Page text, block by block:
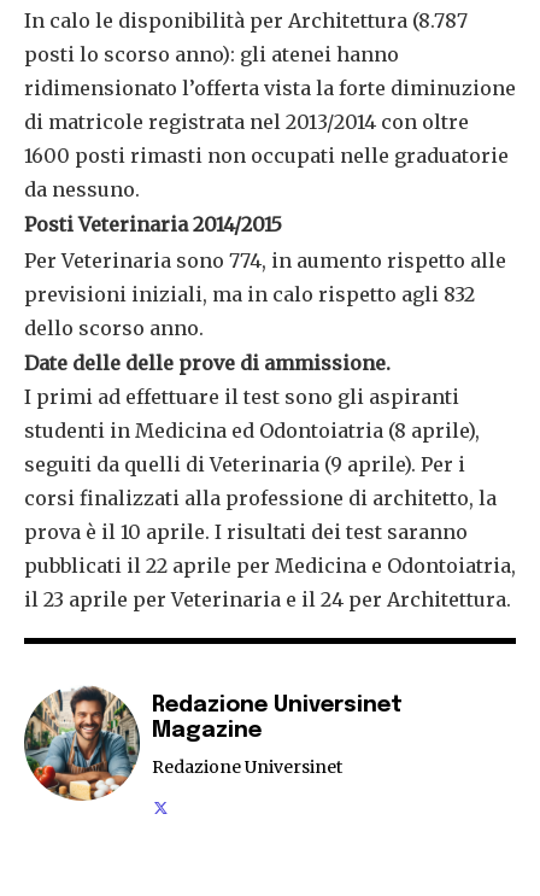
In calo le disponibilità per Architettura (8.787
posti lo scorso anno): gli atenei hanno
ridimensionato l’offerta vista la forte diminuzione
di matricole registrata nel 2013/2014 con oltre
1600 posti rimasti non occupati nelle graduatorie
da nessuno.
Posti Veterinaria 2014/2015
Per Veterinaria sono 774, in aumento rispetto alle
previsioni iniziali, ma in calo rispetto agli 832
dello scorso anno.
Date delle delle prove di ammissione.
I primi ad effettuare il test sono gli aspiranti
studenti in Medicina ed Odontoiatria (8 aprile),
seguiti da quelli di Veterinaria (9 aprile). Per i
corsi finalizzati alla professione di architetto, la
prova è il 10 aprile. I risultati dei test saranno
pubblicati il 22 aprile per Medicina e Odontoiatria,
il 23 aprile per Veterinaria e il 24 per Architettura.
Redazione Universinet
Magazine
Redazione Universinet